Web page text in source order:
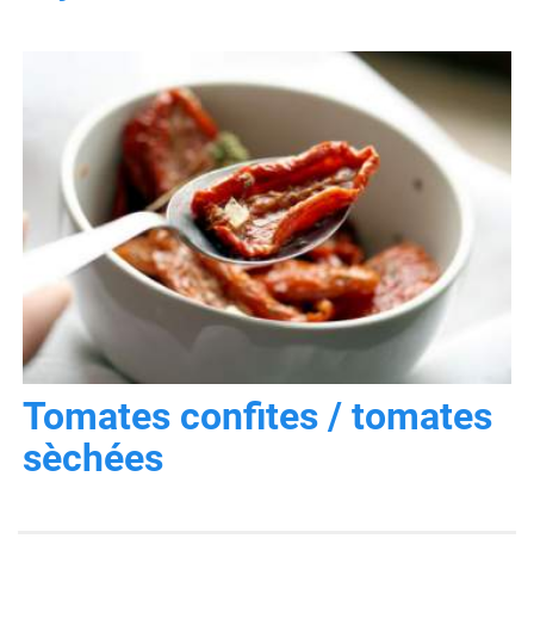
Tomates confites / tomates
sèchées